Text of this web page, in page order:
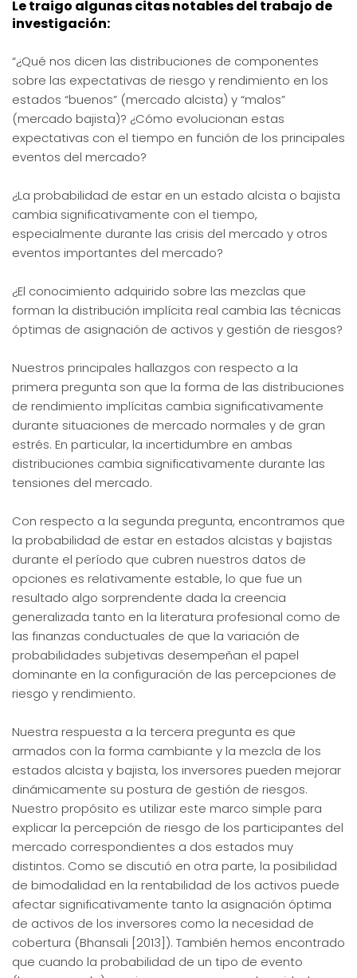
Le traigo algunas citas notables del trabajo de
investigación:
“¿Qué nos dicen las distribuciones de componentes
sobre las expectativas de riesgo y rendimiento en los
estados “buenos” (mercado alcista) y “malos”
(mercado bajista)? ¿Cómo evolucionan estas
expectativas con el tiempo en función de los principales
eventos del mercado?
¿La probabilidad de estar en un estado alcista o bajista
cambia significativamente con el tiempo,
especialmente durante las crisis del mercado y otros
eventos importantes del mercado?
¿El conocimiento adquirido sobre las mezclas que
forman la distribución implícita real cambia las técnicas
óptimas de asignación de activos y gestión de riesgos?
Nuestros principales hallazgos con respecto a la
primera pregunta son que la forma de las distribuciones
de rendimiento implícitas cambia significativamente
durante situaciones de mercado normales y de gran
estrés. En particular, la incertidumbre en ambas
distribuciones cambia significativamente durante las
tensiones del mercado.
Con respecto a la segunda pregunta, encontramos que
la probabilidad de estar en estados alcistas y bajistas
durante el período que cubren nuestros datos de
opciones es relativamente estable, lo que fue un
resultado algo sorprendente dada la creencia
generalizada tanto en la literatura profesional como de
las finanzas conductuales de que la variación de
probabilidades subjetivas desempeñan el papel
dominante en la configuración de las percepciones de
riesgo y rendimiento.
Nuestra respuesta a la tercera pregunta es que
armados con la forma cambiante y la mezcla de los
estados alcista y bajista, los inversores pueden mejorar
dinámicamente su postura de gestión de riesgos.
Nuestro propósito es utilizar este marco simple para
explicar la percepción de riesgo de los participantes del
mercado correspondientes a dos estados muy
distintos. Como se discutió en otra parte, la posibilidad
de bimodalidad en la rentabilidad de los activos puede
afectar significativamente tanto la asignación óptima
de activos de los inversores como la necesidad de
cobertura (Bhansali [2013]). También hemos encontrado
que cuando la probabilidad de un tipo de evento